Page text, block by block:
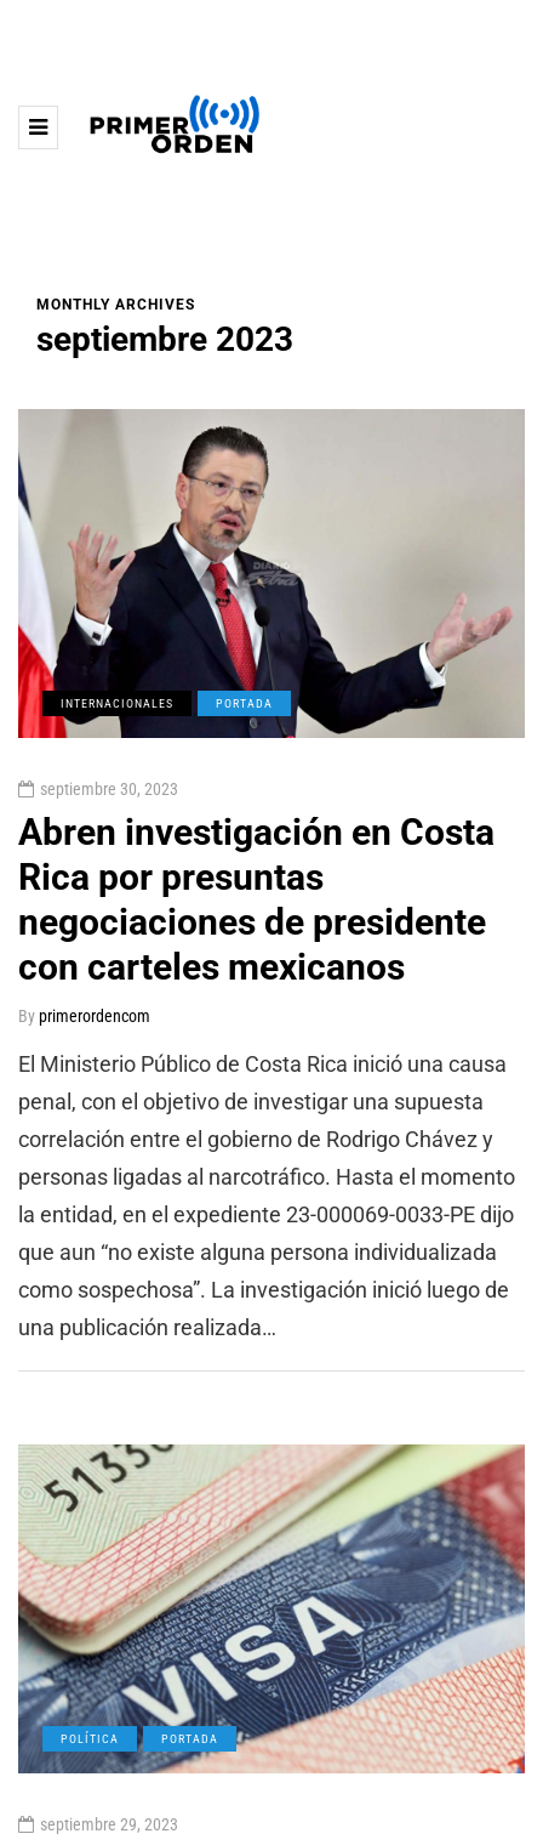
MONTHLY ARCHIVES
septiembre 2023
INTERNACIONALES PORTADA
septiembre 30, 2023
Abren investigación en Costa
Rica por presuntas
negociaciones de presidente
con carteles mexicanos
Byprimerordencom
El Ministerio Público de Costa Rica inició una causa
penal, con el objetivo de investigar una supuesta
correlación entre el gobierno de Rodrigo Chávez y
personas ligadas al narcotráfico. Hasta el momento
la entidad, en el expediente 23-000069-0033-PE dijo
que aun “no existe alguna persona individualizada
como sospechosa”. La investigación inició luego de
una publicación realizada…
POLÍTICA PORTADA
septiembre 29, 2023